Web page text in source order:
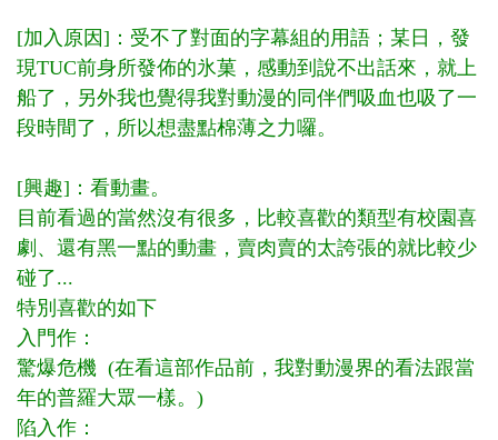
[加入原因]：受不了對面的字幕組的用語；某日，發
現TUC前身所發佈的氷菓，感動到說不出話來，就上
船了，另外我也覺得我對動漫的同伴們吸血也吸了一
段時間了，所以想盡點棉薄之力囉。
[興趣]：看動畫。
目前看過的當然沒有很多，比較喜歡的類型有校園喜
劇、還有黑一點的動畫，賣肉賣的太誇張的就比較少
碰了...
特別喜歡的如下
入門作：
驚爆危機 (在看這部作品前，我對動漫界的看法跟當
年的普羅大眾一樣。)
陷入作：